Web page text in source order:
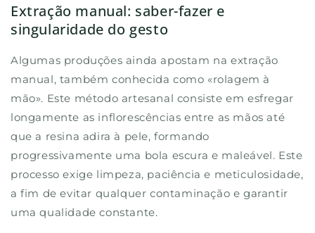
Extração manual: saber-fazer e
singularidade do gesto
Algumas produções ainda apostam na extração
manual, também conhecida como «rolagem à
mão». Este método artesanal consiste em esfregar
longamente as inflorescências entre as mãos até
que a resina adira à pele, formando
progressivamente uma bola escura e maleável. Este
processo exige limpeza, paciência e meticulosidade,
a fim de evitar qualquer contaminação e garantir
uma qualidade constante.